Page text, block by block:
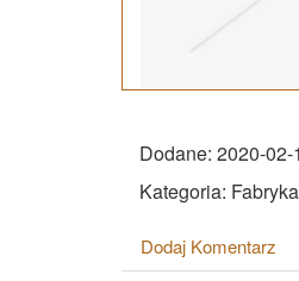
Dodane: 2020-02-
Kategoria:
Dodaj Komentarz